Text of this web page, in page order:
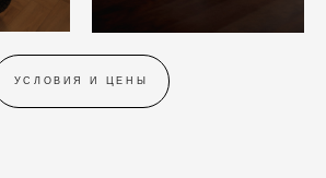
УСЛОВИЯ И ЦЕНЫ